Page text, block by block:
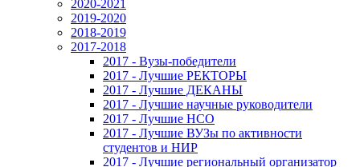
2020-2021
2019-2020
2018-2019
2017-2018
2017 - Вузы-победители
2017 - Лучшие РЕКТОРЫ
2017 - Лучшие ДЕКАНЫ
2017 - Лучшие научные руководители
2017 - Лучшие НСО
2017 - Лучшие ВУЗы по активности
студентов и НИР
2017 - Лучшие региональный организатор